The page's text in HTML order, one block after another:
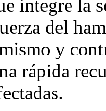
integre la
del
y
rápida